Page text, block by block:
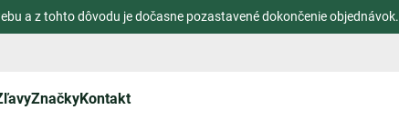
a z tohto dôvodu je dočasne pozastavené dokončenie objednávok.
ZnačkyKontakt